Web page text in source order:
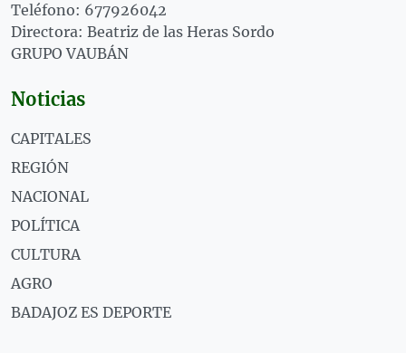
Teléfono: 677926042
Directora: Beatriz de las Heras Sordo
GRUPO VAUBÁN
Noticias
CAPITALES
REGIÓN
NACIONAL
POLÍTICA
CULTURA
AGRO
BADAJOZ ES DEPORTE